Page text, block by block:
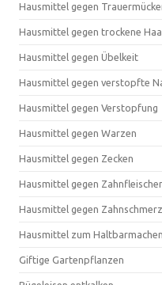
Hausmittel gegen
Hausmittel gegen trockene
Hausmittel gegen Übelkeit
Hausmittel gegen verstopfte
Hausmittel gegen Verstopfung
Hausmittel gegen Warzen
Hausmittel gegen Zecken
Hausmittel gegen
Hausmittel gegen
Hausmittel zum
Giftige Gartenpflanzen